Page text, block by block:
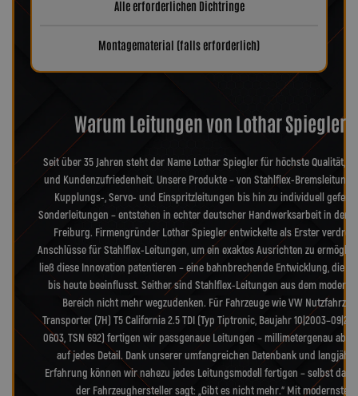
Alle erforderlichen Dichtringe
Montagematerial (falls erforderlich)
Warum Leitungen von Lothar Spiegler?
Seit über 35 Jahren steht der Name Lothar Spiegler für höchste Qualität,
und Kundenzufriedenheit. Unsere Produkte – von Stahlflex-
Kupplungs-, Servo- und Einspritzleitungen bis hin zu individuell
Sonderleitungen – entstehen in echter deutscher Handwerksarbeit in der
Freiburg. Firmengründer Lothar Spiegler entwickelte als Erster
Anschlüsse für Stahlflex-Leitungen, um ein exaktes Ausrichten zu
ließ diese Innovation patentieren – eine bahnbrechende Entwicklung, die
bis heute beeinflusst. Seither sind Stahlflex-Leitungen aus dem
Bereich nicht mehr wegzudenken. Für Fahrzeuge wie VW
Transporter (7H) T5 California 2.5 TDI (Typ Tiptronic, Baujahr
0603, TSN 692) fertigen wir passgenaue Leitungen – millimetergenau
auf jedes Detail. Dank unserer umfangreichen Datenbank und
Erfahrung können wir nahezu jedes Leitungsmodell fertigen – selbst
der Fahrzeughersteller sagt: „Gibt es nicht mehr.“ Mit modernster